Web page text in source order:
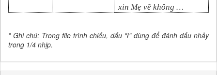
xin Mẹ về không …
* Ghi chú: Trong file trình chiếu, dấu "/" dùng để đánh dấu nhảy
trong 1/4 nhịp.